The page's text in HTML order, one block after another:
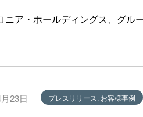
ニア・ホールディングス、グル
23日 プレスリリース, お客様事例